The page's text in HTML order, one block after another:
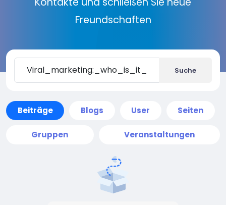
Freundschaften
Suche
Beiträge Blogs User Seiten
Gruppen Veranstaltungen